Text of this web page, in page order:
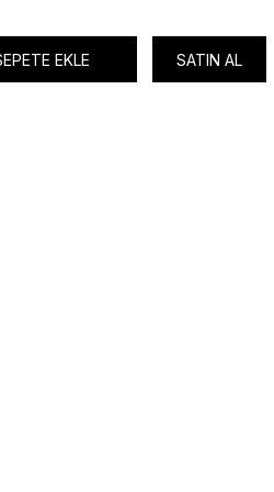
EKLE SATIN AL